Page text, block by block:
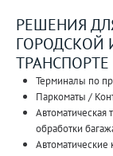
РЕШЕНИЯ
ГОРОДСКОЙ
ТРАНСПОРТЕ
Терминалы по
Паркоматы /
Автоматическая
обработки